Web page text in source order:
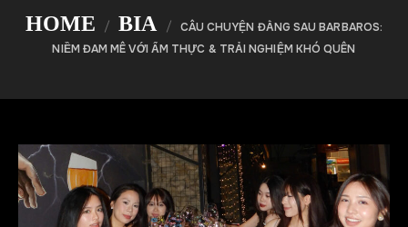
HOME
BIA
CÂU CHUYỆN ĐẰNG SAU BARBAROS:
NIỀM ĐAM MÊ VỚI ẨM THỰC & TRẢI NGHIỆM KHÓ QUÊN